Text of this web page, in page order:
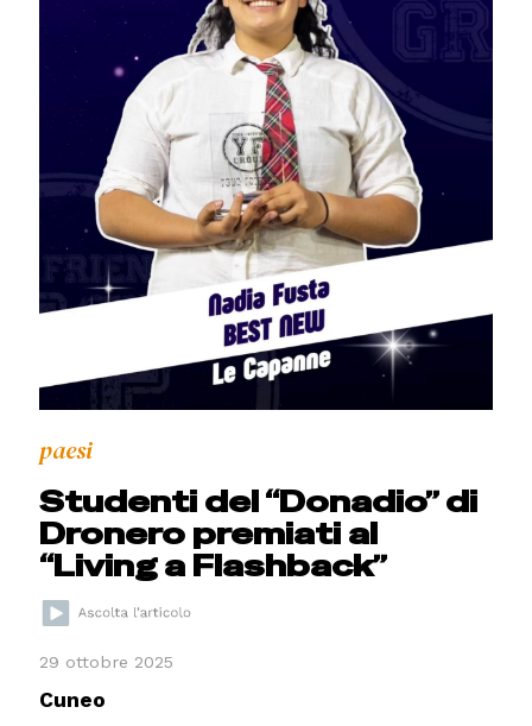
paesi
Studenti del “Donadio” di
Dronero premiati al
“Living a Flashback”
29 ottobre 2025
Cuneo